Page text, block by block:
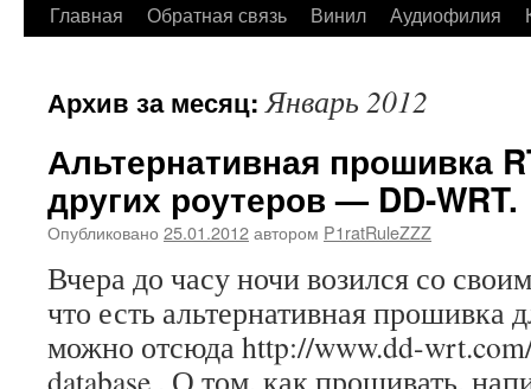
Главная Обратная связь Винил Аудиофилия
Архив за месяц:Январь 2012
Альтернативная прошивка
других роутеров — DD-WRT.
Опубликовано 25.01.2012автором P1ratRuleZZZ
Вчера до часу ночи возился со
что есть альтернативная прошивка
можно отсюда http://www.dd-
database . О том, как прошивать,